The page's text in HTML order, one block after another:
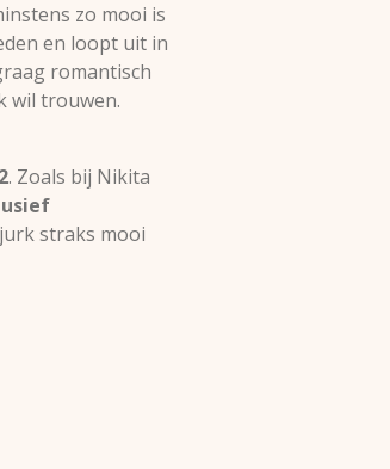
zo mooi is
en loopt uit in
romantisch
wil trouwen.
. Zoals bij Nikita
straks mooi